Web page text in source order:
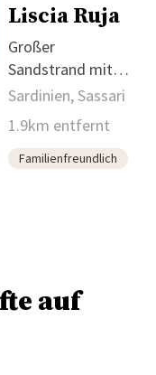
Liscia Ruja
Großer
Sandstrand mit
guter
Infrastruktur an
der Costa
Smeralda
Sardinien, Sassari
1.9km entfernt
Familienfreundlich
auf